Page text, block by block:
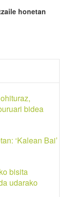
honetan
bidea
‘Kalean Bai’
bisita
udarako